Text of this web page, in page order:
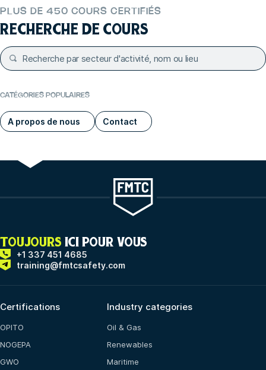
PLUS DE 450 COURS CERTIFIÉS
RECHERCHE DE COURS
CATÉGORIES POPULAIRES
A propos de nous Contact
TOUJOURS ICI POUR VOUS
+1 337 451 4685
training@fmtcsafety.com
Certifications
OPITO
NOGEPA
GWO
Industry categories
Oil & Gas
Renewables
Maritime